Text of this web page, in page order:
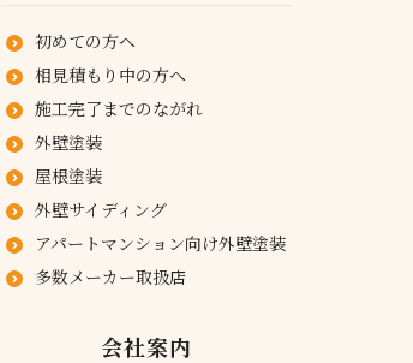
初めての方へ
相見積もり中の方へ
施工完了までのながれ
外壁塗装
屋根塗装
外壁サイディング
アパートマンション向け外壁塗装
多数メーカー取扱店
会社案内